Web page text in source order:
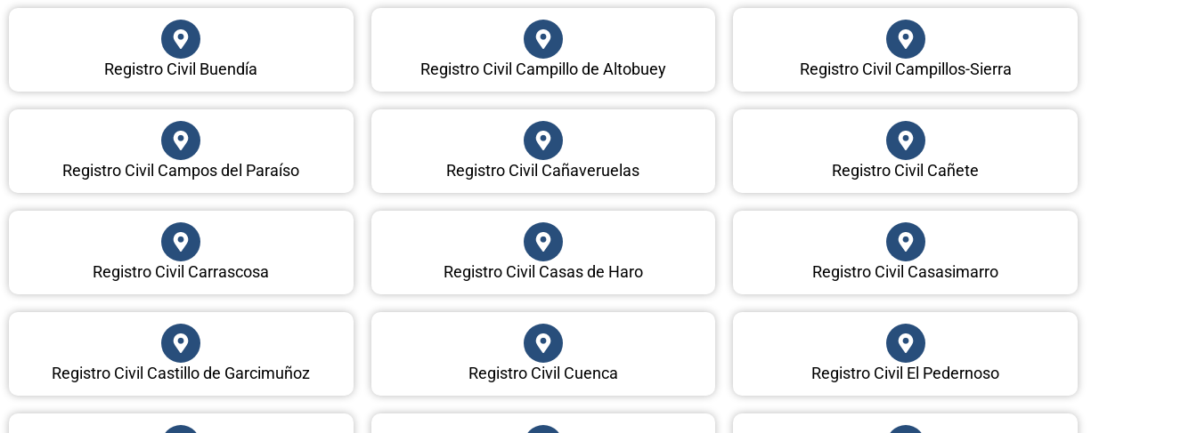
Registro Civil Buendía Registro Civil Campillo de Altobuey Registro Civil Campillos-Sierra
Registro Civil Campos del Paraíso Registro Civil Cañaveruelas Registro Civil Cañete
Registro Civil Carrascosa Registro Civil Casas de Haro Registro Civil Casasimarro
Registro Civil Castillo de Garcimuñoz Registro Civil Cuenca Registro Civil El Pedernoso